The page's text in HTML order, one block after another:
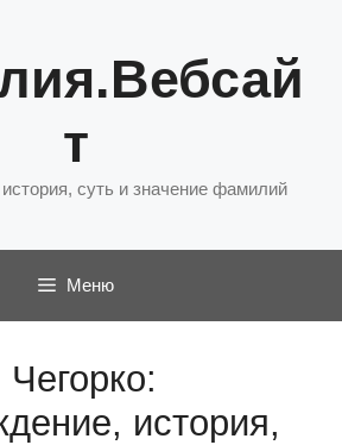
т
суть и значение фамилий
Меню
история,